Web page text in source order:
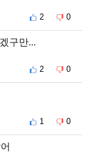
2 0
구만...
2 0
1 0